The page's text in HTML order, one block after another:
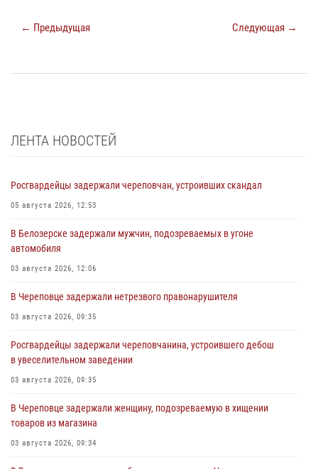
← Предыдущая Следующая →
ЛЕНТА НОВОСТЕЙ
Росгвардейцы задержали череповчан, устроивших скандал
05 августа 2026, 12:53
В Белозерске задержали мужчин, подозреваемых в угоне
автомобиля
03 августа 2026, 12:06
В Череповце задержали нетрезвого правонарушителя
03 августа 2026, 09:35
Росгвардейцы задержали череповчанина, устроившего дебош
в увеселительном заведении
03 августа 2026, 09:35
В Череповце задержали женщину, подозреваемую в хищении
товаров из магазина
03 августа 2026, 09:34